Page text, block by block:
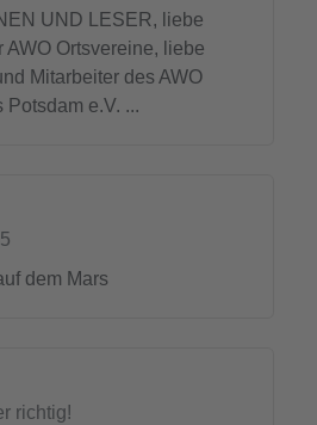
UND LESER, liebe
AWO Ortsvereine, liebe
Mitarbeiter des AWO
Potsdam e.V. ...
dem Mars
richtig!